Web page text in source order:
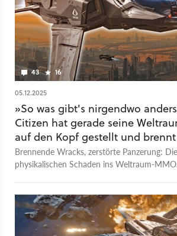
https://www.gamestar.de/podcast Den
überall, wo es Podcasts gibt! Spotify:
Apple Podcasts: https://apple.co/403mlPv
https://bit.ly/42bmSR
43 16
05.12.2025
»So was gibt's nirgendwo
Citizen hat gerade seine
auf den Kopf gestellt und
Hütte ab 🔥
Brennende Wracks, zerstörte Panzerung:
physikalischen Schaden ins Weltraum-